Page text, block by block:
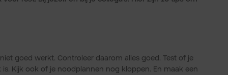
goed werkt. Controleer daarom alles goed. Test of je
Kijk ook of je noodplannen nog kloppen. En maak een